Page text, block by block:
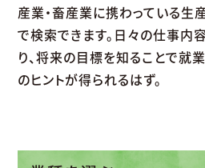
産業・畜産業に携わっている生
で検索できます。 日々の仕事内
り、将来の目標を知ることで就
のヒントが得られるはず。